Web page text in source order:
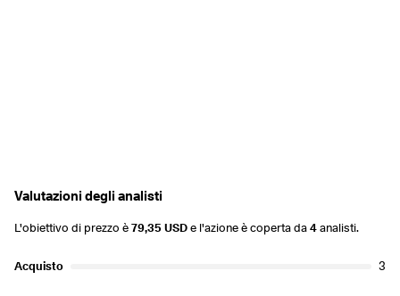
Valutazioni degli analisti
L'obiettivo di prezzo è79,35 USDe l'azione è coperta da4analisti.
Acquisto 3